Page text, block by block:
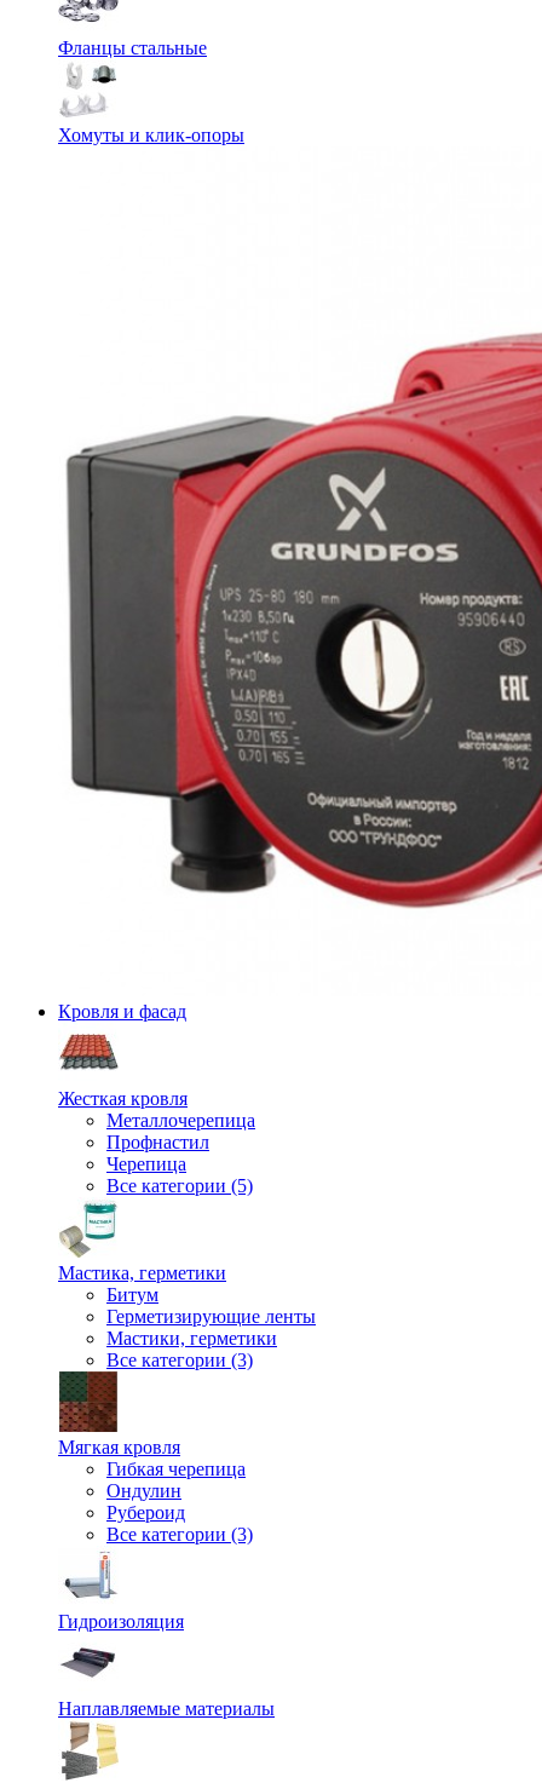
Фланцы стальные
Хомуты и клик-опоры
Кровля и фасад
Жесткая кровля
Металлочерепица
Профнастил
Черепица
Все категории (5)
Мастика, герметики
Битум
Герметизирующие ленты
Мастики, герметики
Все категории (3)
Мягкая кровля
Гибкая черепица
Ондулин
Рубероид
Все категории (3)
Гидроизоляция
Наплавляемые материалы